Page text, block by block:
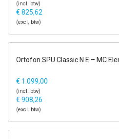
(incl. btw)
€ 825,62
(excl. btw)
1-2 dagen
Ortofon SPU Classic N E – MC
€ 1.099,00
(incl. btw)
€ 908,26
(excl. btw)